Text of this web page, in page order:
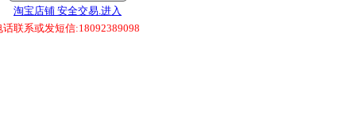
淘宝店铺 安全交易.进入
联系或发短信:18092389098